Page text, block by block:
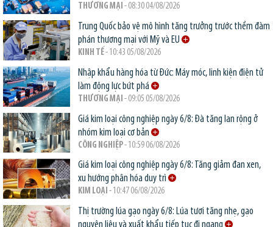
THƯƠNG MẠI - 08:30 04/08/2026
Trung Quốc bảo vệ mô hình tăng trưởng trước thềm đàm
phán thương mại với Mỹ và EU
KINH TẾ- 10:43 05/08/2026
Nhập khẩu hàng hóa từ Đức: Máy móc, linh kiện điện tử
làm động lực bứt phá
THƯƠNG MẠI - 09:05 05/08/2026
Giá kim loại công nghiệp ngày 6/8: Đà tăng lan rộng ở
nhóm kim loại cơ bản
CÔNG NGHIỆP- 10:59 06/08/2026
Giá kim loại công nghiệp ngày 6/8: Tăng giảm đan xen,
xu hướng phân hóa duy trì
KIM LOẠI - 10:47 06/08/2026
Thị trường lúa gạo ngày 6/8: Lúa tươi tăng nhẹ, gạo
nguyên liệu và xuất khẩu tiếp tục đi ngang